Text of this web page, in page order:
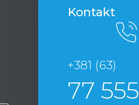
Kontakt
+381 (63)
77 555